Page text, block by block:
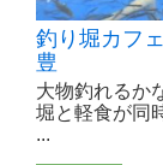
釣り堀カフ
豊
大物釣れるか
堀と軽食が同
...